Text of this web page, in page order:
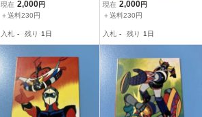
グレンダイザー ミニカー
現在 2,000円
＋送料230円
入札 - 残り 1日
グレンダイザー ミニカー
現在 2,000円
＋送料230円
入札 - 残り 1日